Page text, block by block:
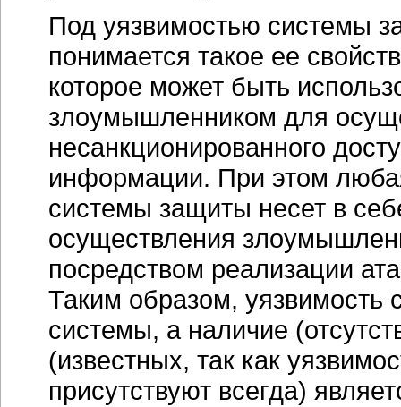
Под уязвимостью системы
понимается такое ее
которое может быть
злоумышленником для
несанкционированного
информации. При этом
системы защиты несет в
осуществления
посредством реализации
Таким образом,
системы, а наличие
(известных, так как
присутствуют всегда)